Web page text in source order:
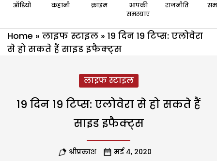
ऑडियो कहानी क्राइम
आपकी
समस्याएं
राजनीति
Home » लाइफ स्टाइल » 19 दिन 19 टिप्स: एलोवेरा
से हो सकते हैं साइड इफैक्ट्स
लाइफ स्टाइल
19 दिन 19 टिप्स: एलोवेरा से हो सकते हैं
साइड इफैक्ट्स
श्रीप्रकाश मई 4, 2020